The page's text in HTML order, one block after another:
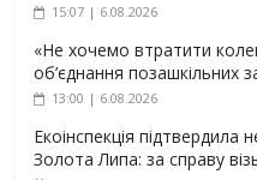
15:07 | 6.08.2026
«Не хочемо втратити
об’єднання позашкільних
13:00 | 6.08.2026
Екоінспекція підтвердила
Золота Липа: за справу